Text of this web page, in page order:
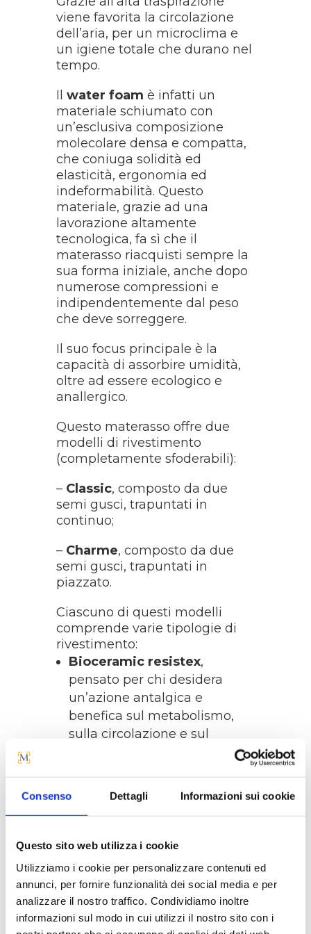
Consenso Dettagli Informazioni sui cookie
Questo sito web utilizza i cookie
Utilizziamo i cookie per personalizzare contenuti ed
annunci, per fornire funzionalità dei social media e per
analizzare il nostro traffico. Condividiamo inoltre
informazioni sul modo in cui utilizzi il nostro sito con i
viene favorita la circolazione
dell’aria, per un microclima e
un igiene totale che durano nel
tempo.
Il water foamè infatti un
materiale schiumato con
un’esclusiva composizione
molecolare densa e compatta,
che coniuga solidità ed
elasticità, ergonomia ed
indeformabilità. Questo
materiale, grazie ad una
lavorazione altamente
tecnologica, fa sì che il
materasso riacquisti sempre la
sua forma iniziale, anche dopo
numerose compressioni e
indipendentemente dal peso
che deve sorreggere.
Il suo focus principale è la
capacità di assorbire umidità,
oltre ad essere ecologico e
anallergico.
Questo materasso offre due
modelli di rivestimento
(completamente sfoderabili):
– Classic, composto da due
semi gusci, trapuntati in
continuo;
– Charme, composto da due
semi gusci, trapuntati in
piazzato.
Ciascuno di questi modelli
comprende varie tipologie di
rivestimento:
Bioceramic resistex,
pensato per chi desidera
un’azione antalgica e
benefica sul metabolismo,
sulla circolazione e sul
recupero psicofisico, oltre a
dannose UVA e UVB.
Silver coolmax
combatta i germi, prevenga i
cattivi odori e favorisca il
riposo, grazie all’efficace
gestione dell’umidità
corporea e la regolazione